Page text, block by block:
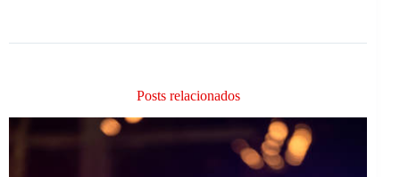
Posts relacionados